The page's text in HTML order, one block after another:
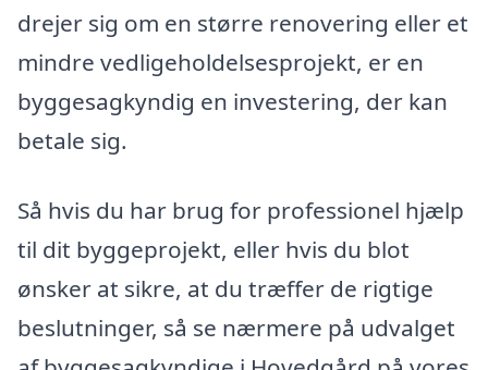
drejer sig om en større renovering eller et
mindre vedligeholdelsesprojekt, er en
byggesagkyndig en investering, der kan
betale sig.
Så hvis du har brug for professionel hjælp
til dit byggeprojekt, eller hvis du blot
ønsker at sikre, at du træffer de rigtige
beslutninger, så se nærmere på udvalget